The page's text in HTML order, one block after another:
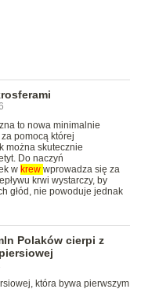
to nowa minimalnie
pomocą której
można skutecznie
Do naczyń
w krew wprowadza się za
krwi wystarczy, by
głód, nie powoduje jednak
Polaków cierpi z
która bywa pierwszym